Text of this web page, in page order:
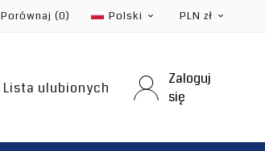
Porównaj (0) Polski  PLN zł 
Lista ulubionych
Zaloguj
się